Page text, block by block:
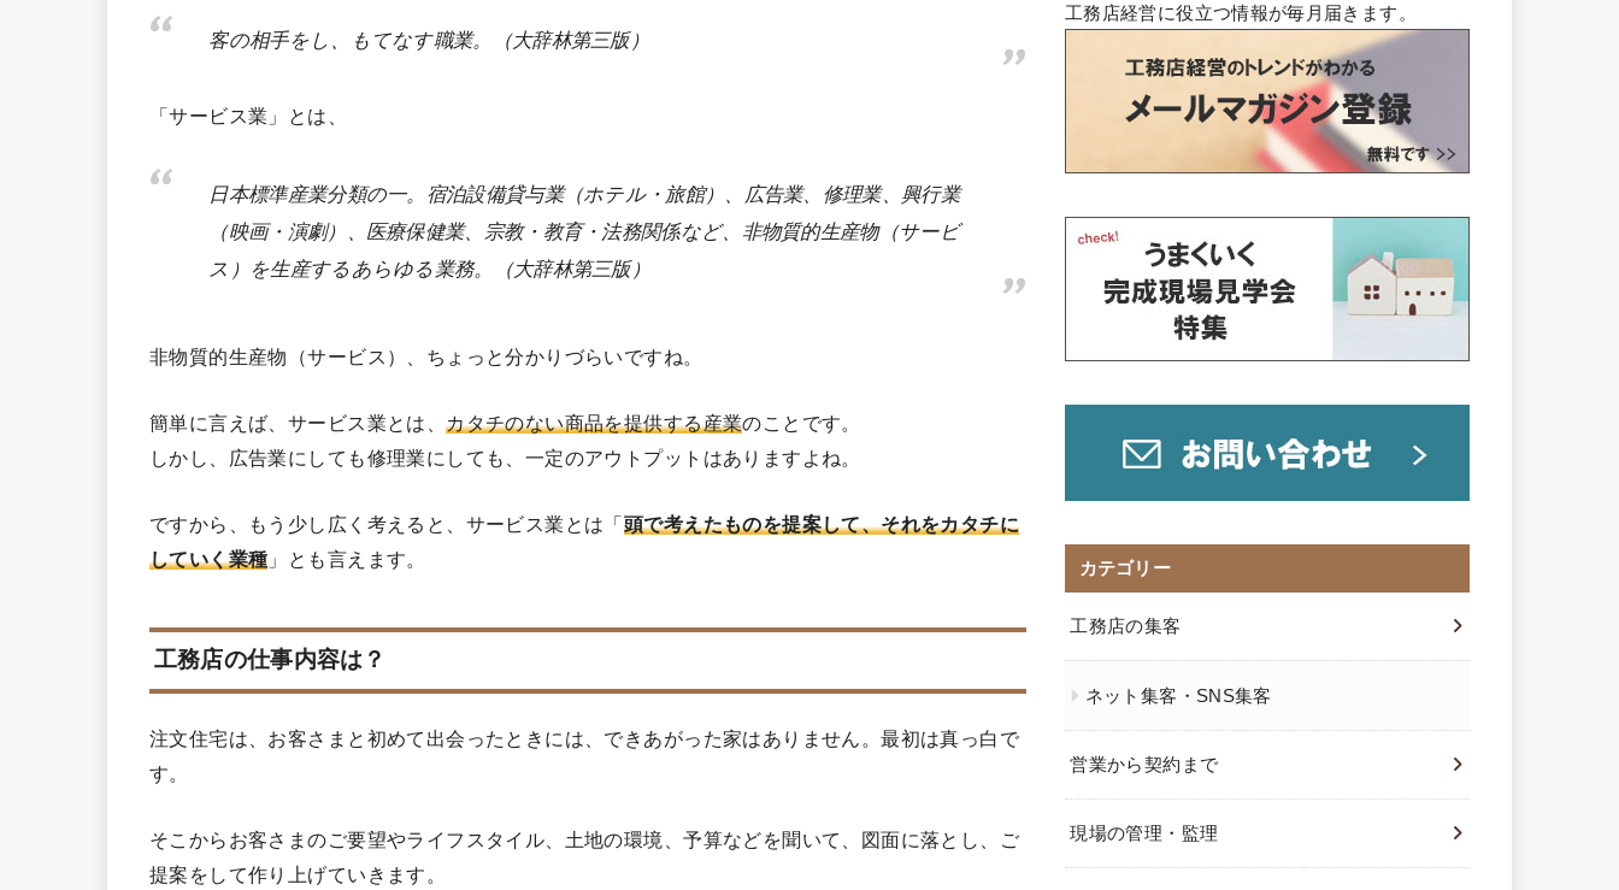
客の相手をし、もてなす職業。（大辞林第三版）
「サービス業」とは、
日本標準産業分類の一。宿泊設備貸与業（ホテル・旅館）、広告業、修理業、興行業
（映画・演劇）、医療保健業、宗教・教育・法務関係など、非物質的生産物（サービ
ス）を生産するあらゆる業務。（大辞林第三版）
非物質的生産物（サービス）、ちょっと分かりづらいですね。
簡単に言えば、サービス業とは、カタチのない商品を提供する産業のことです。
しかし、広告業にしても修理業にしても、一定のアウトプットはありますよね。
ですから、もう少し広く考えると、サービス業とは「頭で考えたものを提案して、それをカタチに
していく業種 」とも言えます。
工務店の仕事内容は？
注文住宅は、お客さまと初めて出会ったときには、できあがった家はありません。最初は真っ白で
す。
そこからお客さまのご要望やライフスタイル、土地の環境、予算などを聞いて、図面に落とし、ご
提案をして作り上げていきます。
工務店経営に役立つ情報が毎月届きます。
カテゴリー
工務店の集客
ネット集客・SNS集客
営業から契約まで
現場の管理・監理